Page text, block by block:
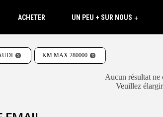
ACHETER +
UN PEU + SUR NOUS
KM MAX 280000
Aucun résultat ne
Veuillez